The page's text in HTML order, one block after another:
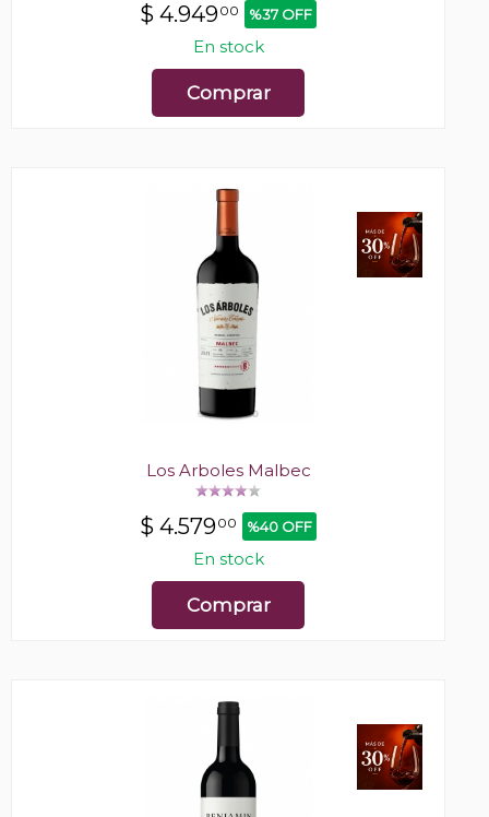
$ 4.94900 %37 OFF
En stock
Comprar
Los Arboles Malbec
$ 4.57900 %40 OFF
En stock
Comprar